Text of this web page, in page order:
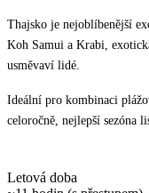
Thajsko je nejoblíbenější
Koh Samui a Krabi,
usměvaví lidé.
Ideální pro kombinaci
celoročně, nejlepší sezóna
Letová doba